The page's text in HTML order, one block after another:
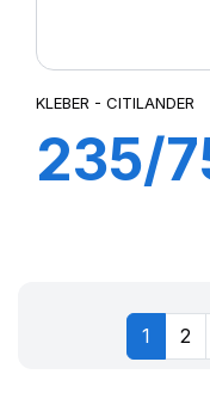
KLEBER - CITILANDER
235/
1 2